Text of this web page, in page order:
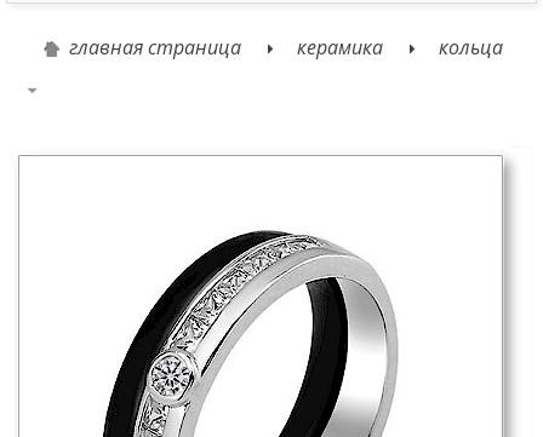
главная страница керамика кольца